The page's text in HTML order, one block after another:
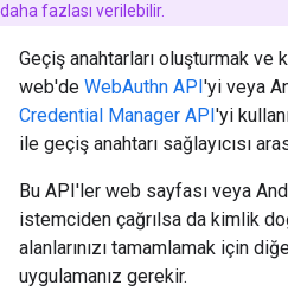
daha fazlası verilebilir.
Geçiş anahtarları oluşturmak ve
web'de WebAuthn API'yi veya
Credential Manager API'yi
ile geçiş anahtarı sağlayıcısı
Bu API'ler web sayfası veya
istemciden çağrılsa da kimlik
alanlarınızı tamamlamak için
uygulamanız gerekir.